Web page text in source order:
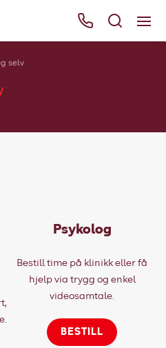
selv
Psykolog
Bestill time på klinikk eller få
hjelp via trygg og enkel
videosamtale.
BESTILL